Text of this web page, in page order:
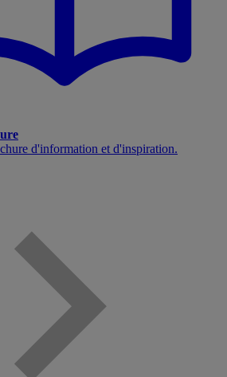
d'information et d'inspiration.